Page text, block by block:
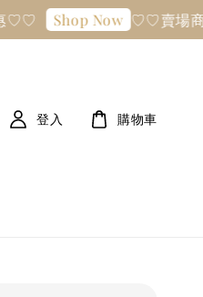
Shop Now ♡♡賣場商品任
登入 購物車